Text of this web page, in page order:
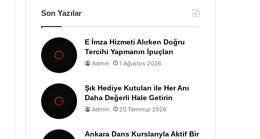
Son Yazılar
E İmza Hizmeti Alırken Doğru
Tercihi Yapmanın İpuçları
Admin 1 Ağustos 2026
Şık Hediye Kutuları ile Her Anı
Daha Değerli Hale Getirin
Admin 25 Temmuz 2026
Ankara Dans Kurslarıyla Aktif Bir